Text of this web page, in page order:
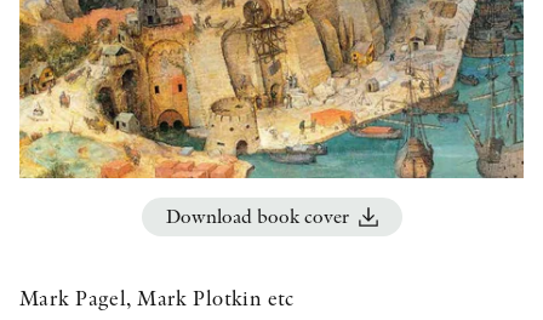
PEER REVIEW PROCESS
Download book cover
Mark Pagel, Mark Plotkin etc